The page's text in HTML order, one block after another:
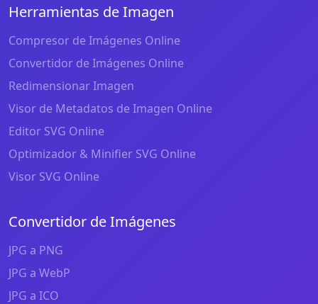
Herramientas de Imagen
Compresor de Imágenes Online
Convertidor de Imágenes Online
Redimensionar Imagen
Visor de Metadatos de Imagen Online
Editor SVG Online
Optimizador & Minifier SVG Online
Visor SVG Online
Convertidor de Imágenes
JPG a PNG
JPG a WebP
JPG a ICO